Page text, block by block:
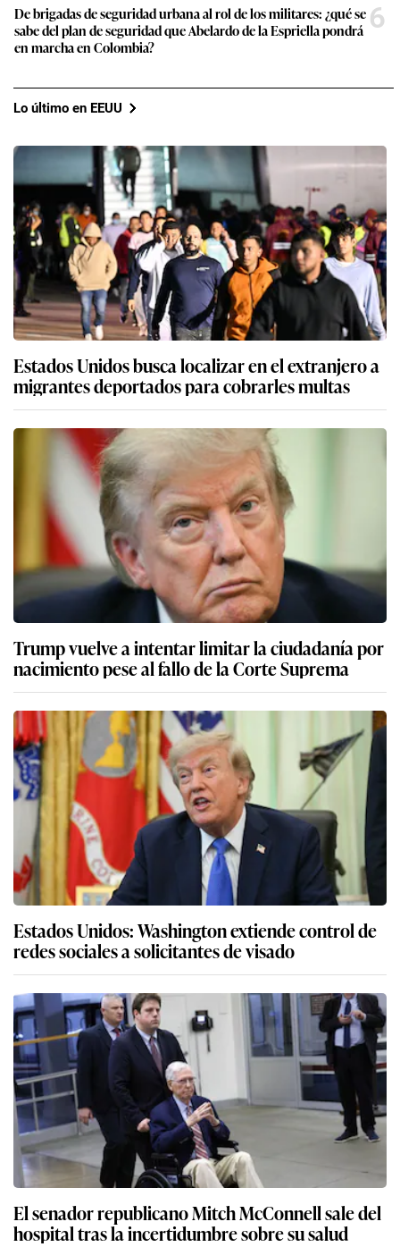
De brigadas de seguridad urbana al rol de los militares: ¿qué se
sabe del plan de seguridad que Abelardo de la Espriella pondrá
en marcha en Colombia?
6
Lo último en EEUU
Estados Unidos busca localizar en el extranjero a
migrantes deportados para cobrarles multas
Trump vuelve a intentar limitar la ciudadanía por
nacimiento pese al fallo de la Corte Suprema
Estados Unidos: Washington extiende control de
redes sociales a solicitantes de visado
El senador republicano Mitch McConnell sale del
hospital tras la incertidumbre sobre su salud